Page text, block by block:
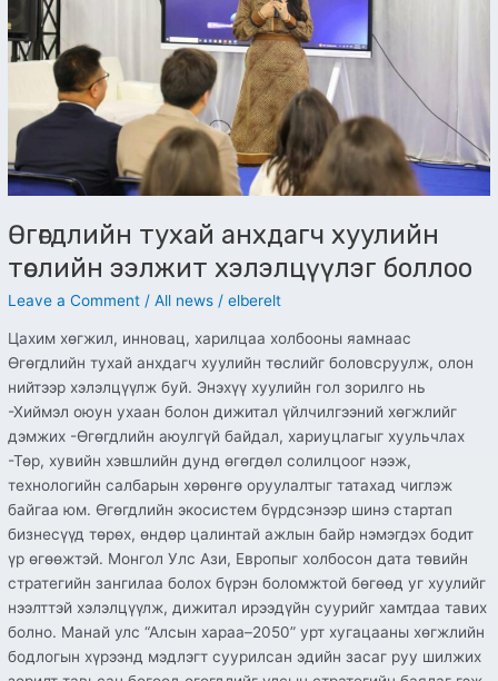
Өгөгдлийн тухай анхдагч хуулийн
төслийн ээлжит хэлэлцүүлэг боллоо
Leave a Comment /All news /elberelt
Цахим хөгжил, инновац, харилцаа холбооны яамнаас
Өгөгдлийн тухай анхдагч хуулийн төслийг боловсруулж, олон
нийтээр хэлэлцүүлж буй. Энэхүү хуулийн гол зорилго нь
-Хиймэл оюун ухаан болон дижитал үйлчилгээний хөгжлийг
дэмжих -Өгөгдлийн аюулгүй байдал, хариуцлагыг хуульчлах
-Төр, хувийн хэвшлийн дунд өгөгдөл солилцоог нээж,
технологийн салбарын хөрөнгө оруулалтыг татахад чиглэж
байгаа юм. Өгөгдлийн экосистем бүрдсэнээр шинэ стартап
бизнесүүд төрөх, өндөр цалинтай ажлын байр нэмэгдэх бодит
үр өгөөжтэй. Монгол Улс Ази, Европыг холбосон дата төвийн
стратегийн зангилаа болох бүрэн боломжтой бөгөөд уг хуулийг
нээлттэй хэлэлцүүлж, дижитал ирээдүйн суурийг хамтдаа тавих
болно. Манай улс “Алсын хараа–2050” урт хугацааны хөгжлийн
бодлогын хүрээнд мэдлэгт суурилсан эдийн засаг руу шилжих
ээлжит
хэлэлцүүлэг
боллоо